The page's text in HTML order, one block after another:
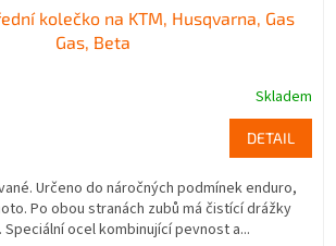
kolečko na KTM, Husqvarna, Gas
Gas, Beta
Skladem
DETAIL
Určeno do náročných podmínek enduro,
Po obou stranách zubů má čistící drážky
ocel kombinující pevnost a...